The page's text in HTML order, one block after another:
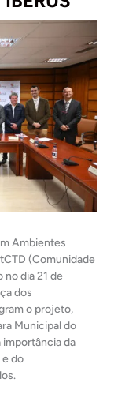
Ambientes
(Comunidade
dia 21 de
dos
o projeto,
Municipal do
importância da
do